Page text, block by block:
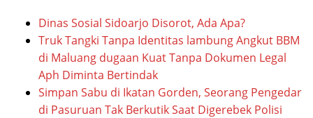
Dinas Sosial Sidoarjo Disorot, Ada Apa?
Truk Tangki Tanpa Identitas lambung Angkut BBM
di Maluang dugaan Kuat Tanpa Dokumen Legal
Aph Diminta Bertindak
Simpan Sabu di Ikatan Gorden, Seorang Pengedar
di Pasuruan Tak Berkutik Saat Digerebek Polisi